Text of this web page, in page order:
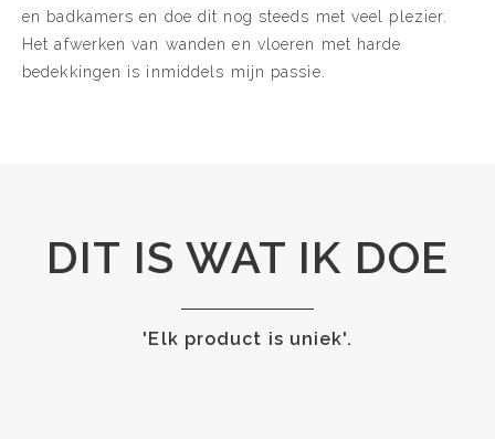
en badkamers en doe dit nog steeds met veel plezier.
Het afwerken van wanden en vloeren met harde
bedekkingen is inmiddels mijn passie.
DIT IS WAT IK DOE
'Elk product is uniek'.